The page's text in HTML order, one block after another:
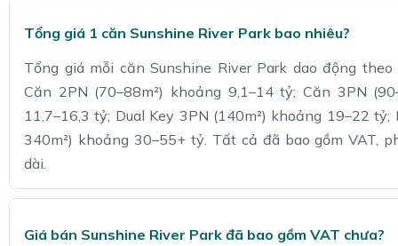
Tổng giá 1 căn Sunshine River Park bao nhiêu?
Tổng giá mỗi căn Sunshine River Park dao động
Căn 2PN (70–88m²) khoảng 9,1–14 tỷ; Căn 3PN
11,7–16,3 tỷ; Dual Key 3PN (140m²) khoảng 19–22 tỷ;
340m²) khoảng 30–55+ tỷ. Tất cả đã bao gồm VAT,
dài.
Giá bán Sunshine River Park đã bao gồm VAT chưa?